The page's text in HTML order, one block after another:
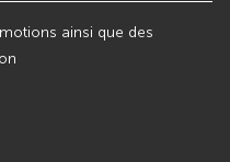
ainsi que des